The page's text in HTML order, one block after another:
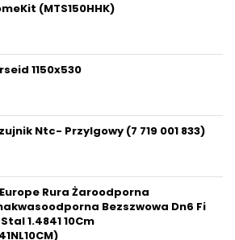
(MTS150HHK)
1150x530
Ntc- Przylgowy (7 719 001 833)
Rura Żaroodporna
Bezszwowa Dn6 Fi
1.4841 10Cm